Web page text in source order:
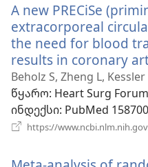
A new PRECiSe
extracorporeal
the need for blood
results in coronary
Beholz S, Zheng L,
წყარო‎: Heart Surg
ინდექსი‎: PubMed
https://